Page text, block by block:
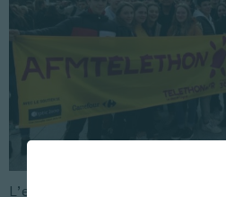
L’ensemble scolaire Barral de